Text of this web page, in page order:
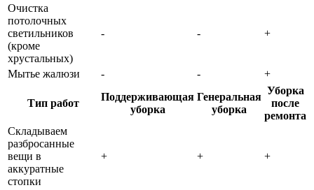
Очистка
потолочных
светильников
(кроме
хрустальных)
- - +
Мытье жалюзи - - +
Тип работ
Поддерживающая
уборка
Генеральная
уборка
Уборка
после
ремонта
Складываем
разбросанные
вещи в
аккуратные
стопки
+ + +